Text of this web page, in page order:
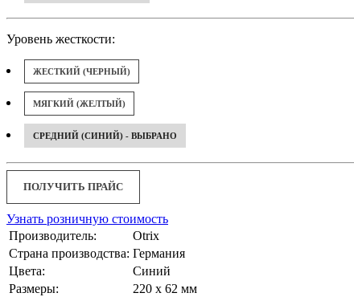
Уровень жесткости:
ЖЕСТКИЙ (ЧЕРНЫЙ)
МЯГКИЙ (ЖЕЛТЫЙ)
СРЕДНИЙ (СИНИЙ) - ВЫБРАНО
ПОЛУЧИТЬ ПРАЙС
Узнать розничную стоимость
Производитель:
Otrix
Страна производства: Германия
Цвета:
Синий
Размеры:
220 x 62 мм